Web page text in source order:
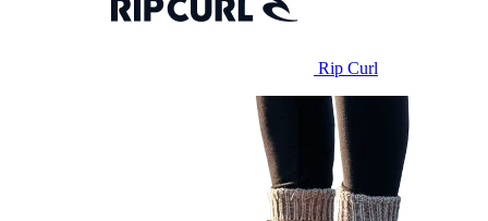
Rip Curl